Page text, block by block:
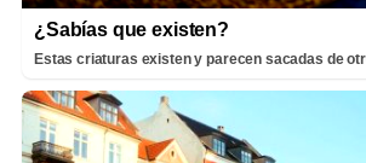
¿Sabías que existen?
Estas criaturas existen y parecen sacadas de